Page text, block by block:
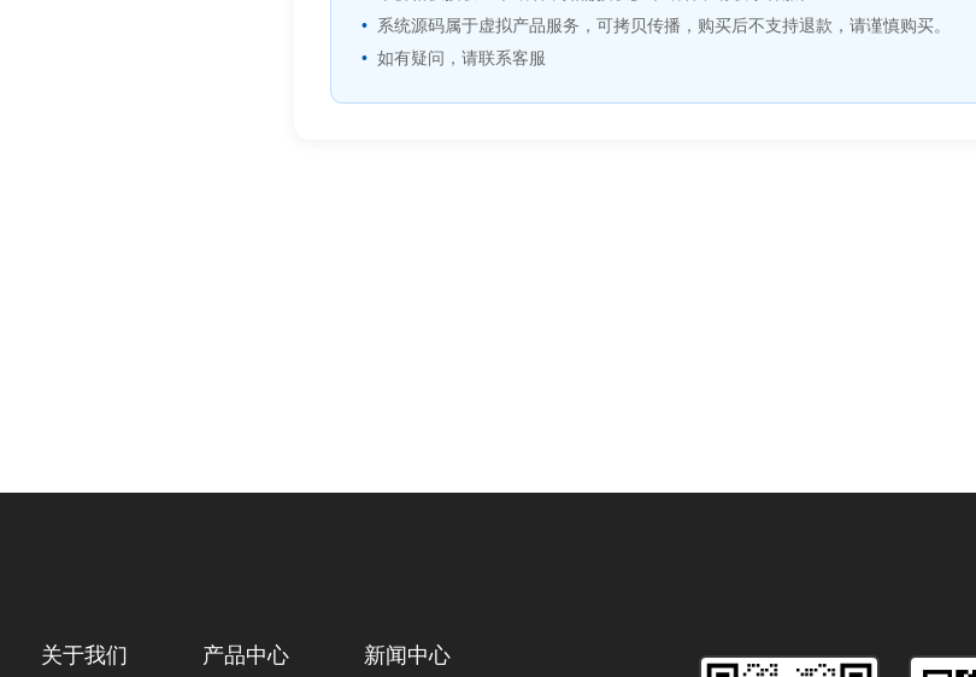
系统源码属于虚拟产品服务，可拷贝传播，购买后不支持退款，请谨慎购买。
如有疑问，请联系客服
关于我们 产品中心 新闻中心